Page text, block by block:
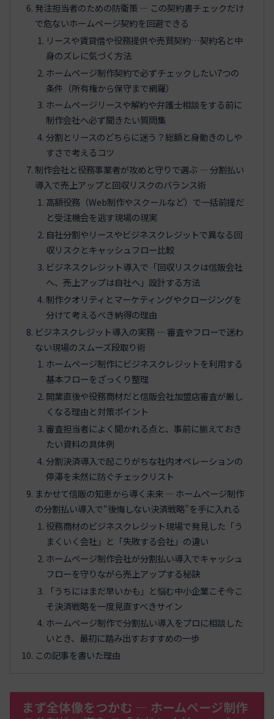
発注担当者のための防衛策 ― この契約書チェックだけ
で危ないホームページ契約を回避できる
リースや賃貸借や役務提供や売買契約…契約名と中
身のズレに気づく方法
ホームページ制作契約で必ずチェックしたい7つの
条件（所有権から保守まで網羅）
ホームページリースや解約や弁護士相談をする前に
制作会社へ必ず聞きたい質問集
分割とリースのどちらに迷う？総額と身動きのしや
すさで考えるコツ
制作会社と役務事業者が攻めと守りで選ぶ ― 分割払い
導入で売上アップと回収リスクのバランス術
高額役務（Web制作やスクールなど）で一括前提だ
と受注機会を逃す現場の現実
自社分割やリースやビジネスクレジットで異なる回
収リスクとキャッシュフロー比較
ビジネスクレジット導入で「回収リスクは信販会社
へ、売上アップは自社へ」設計する方法
制作クオリティとマーケティングやクロージングを
分けて考えるべき納得の理由
ビジネスクレジット導入の実務 ― 審査やフローで迷わ
ない現場のスムーズ段取り術
ホームページ制作にビジネスクレジットを利用する
基本フローをざっくり整理
開業直後や役務商材だと信販会社加盟店審査が厳し
くなる理由と対策ポイント
審査担当者によく聞かれる点と、事前に揃えておき
たい資料の具体例
分割決済導入で起こりがちな社内オペレーションの
停滞を未然に防ぐチェックリスト
まかせて信販の知恵から導く未来 ― ホームページ制作
の分割払い導入で“後悔しない決済戦略”を手に入れる
役務商材のビジネスクレジット現場で発見した「う
まくいく会社」と「失敗する会社」の違い
ホームページ制作会社が分割払い導入でキャッシュ
フローを守りながら売上アップする秘訣
「うちにはまだ早いかも」と悩む中小企業こそ今こ
そ決済戦略を一度見直すべきサイン
ホームページ制作で分割払い導入をプロに相談した
いとき、最初に踏み出すおすすめの一歩
この記事を書いた理由
まず全体像をつかむ ― ホームページ制作